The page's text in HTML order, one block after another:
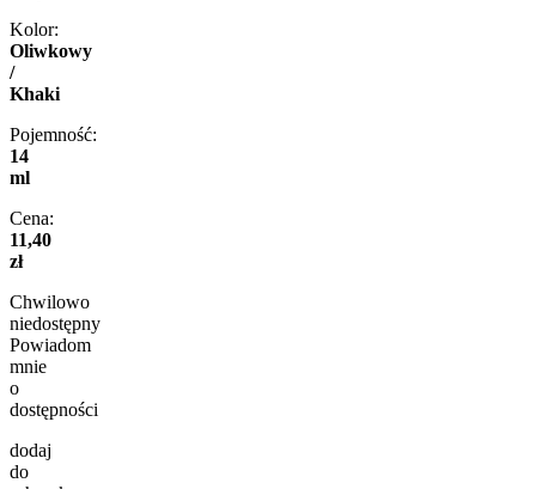
Kolor:
Oliwkowy
/
Khaki
Pojemność:
14
ml
Cena:
11,40
zł
Chwilowo
niedostępny
Powiadom
mnie
o
dostępności
dodaj
do